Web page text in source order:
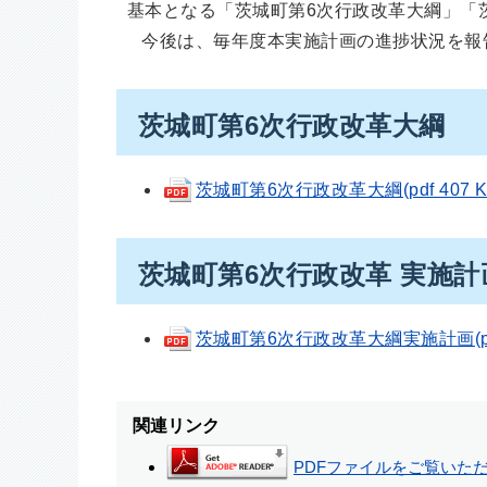
基本となる「茨城町第6次行政改革大綱」
今後は、毎年度本実施計画の進捗状況を報
茨城町第6次行政改革大綱
茨城町第6次行政改革大綱(pdf 407
茨城町第6次行政改革 実施計
茨城町第6次行政改革大綱実施計画
関連リンク
PDFファイルをご覧いた